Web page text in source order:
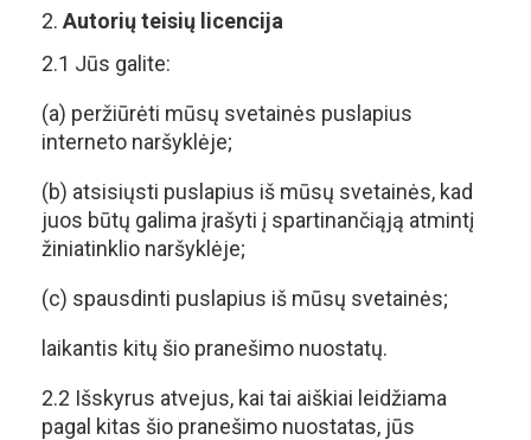
Autorių teisių licencija
2.1 Jūs galite:
(a) peržiūrėti mūsų svetainės puslapius
interneto naršyklėje;
(b) atsisiųsti puslapius iš mūsų svetainės, kad
juos būtų galima įrašyti į spartinančiąją atmintį
žiniatinklio naršyklėje;
(c) spausdinti puslapius iš mūsų svetainės;
laikantis kitų šio pranešimo nuostatų.
2.2 Išskyrus atvejus, kai tai aiškiai leidžiama
pagal kitas šio pranešimo nuostatas, jūs